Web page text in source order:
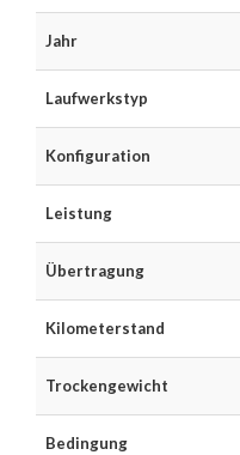
Jahr
Laufwerkstyp
Konfiguration
Leistung
Übertragung
Kilometerstand
Trockengewicht
Bedingung